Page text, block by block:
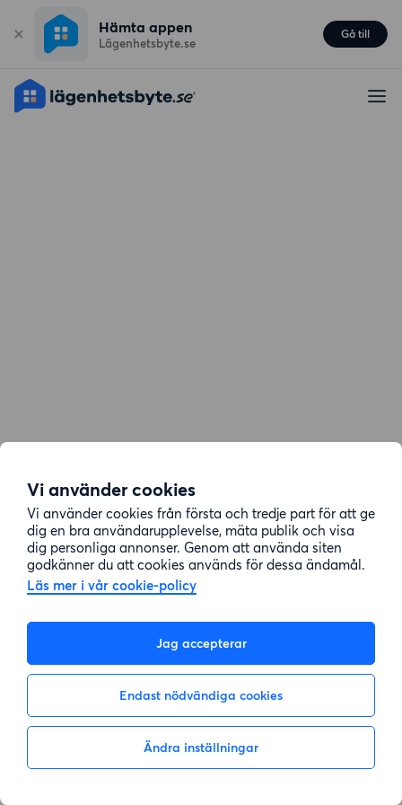
Vi använder cookies
Vi använder cookies från första och tredje part för att ge
dig en bra användarupplevelse, mäta publik och visa
dig personliga annonser. Genom att använda siten
godkänner du att cookies används för dessa ändamål.
Läs mer i vår cookie-policy
Jag accepterar
Endast nödvändiga cookies
Ändra inställningar
Hämta appen
Lägenhetsbyte.se
Gå till